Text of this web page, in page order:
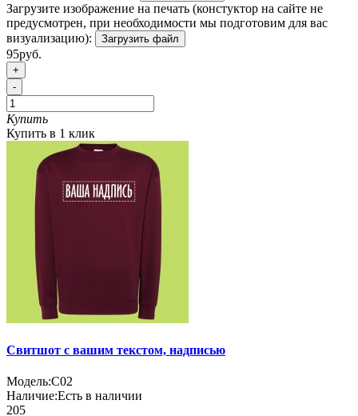
Загрузите изображение на печать (констуктор на сайте не
предусмотрен, при необходимости мы подготовим для вас
визуализацию):
Загрузить файл
95руб.
+
-
Купить
Купить в 1 клик
Свитшот с вашим текстом, надписью
Модель:С02
Наличие:Есть в наличии
205